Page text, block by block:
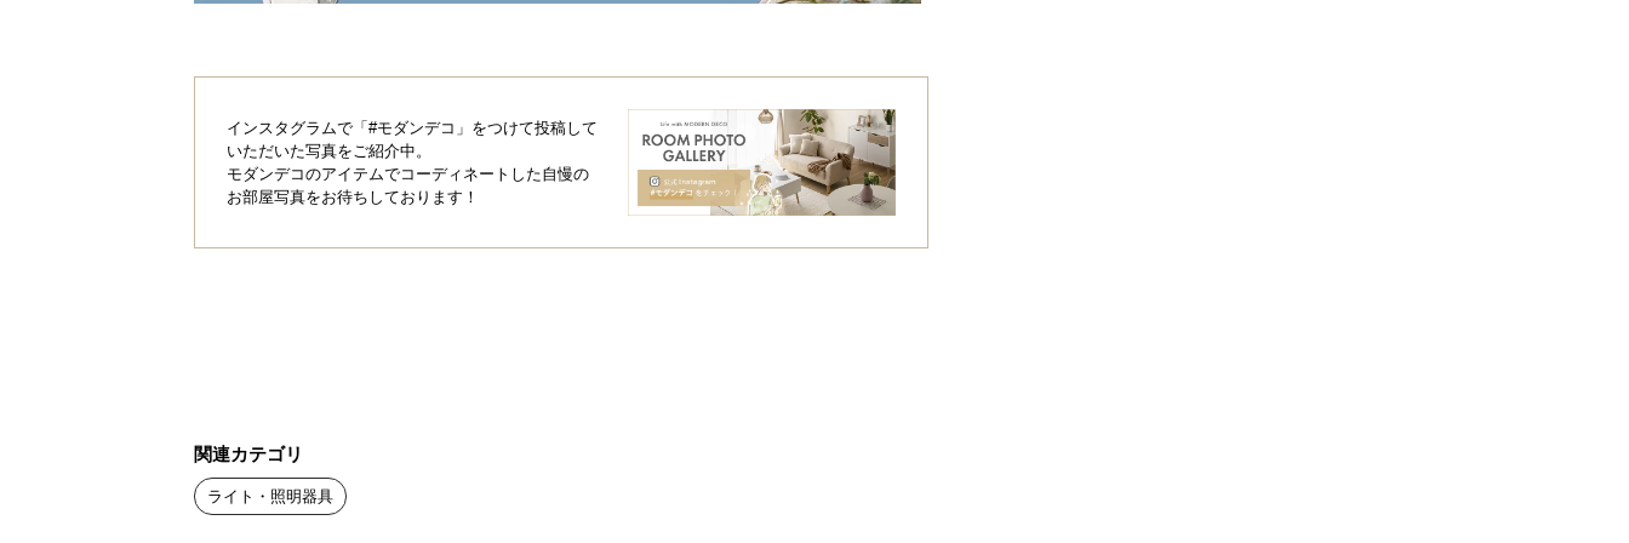
インスタグラムで「#モダンデコ」をつけて投稿して
いただいた写真をご紹介中。
モダンデコのアイテムでコーディネートした自慢の
お部屋写真をお待ちしております！
関連カテゴリ
ライト・照明器具